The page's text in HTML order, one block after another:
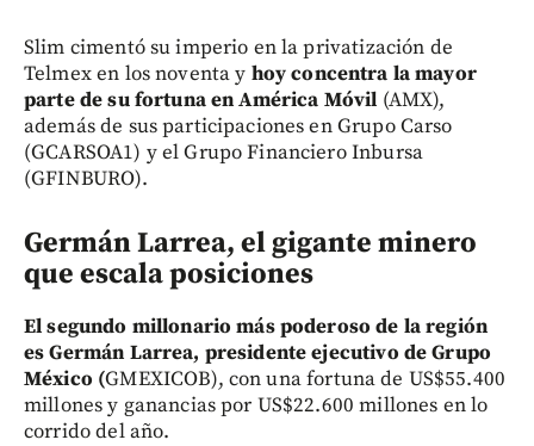
Slim cimentó su imperio en la privatización de
Telmex en los noventa y hoy concentra la mayor
parte de su fortuna en América Móvil (AMX),
además de sus participaciones en Grupo Carso
(GCARSOA1) y el Grupo Financiero Inbursa
(GFINBURO).
Germán Larrea, el gigante minero
que escala posiciones
El segundo millonario más poderoso de la región
es Germán Larrea, presidente ejecutivo de Grupo
México (GMEXICOB), con una fortuna de US$55.400
millones y ganancias por US$22.600 millones en lo
corrido del año.